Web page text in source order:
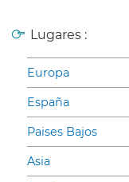
Lugares :
Europa
España
Paises Bajos
Asia